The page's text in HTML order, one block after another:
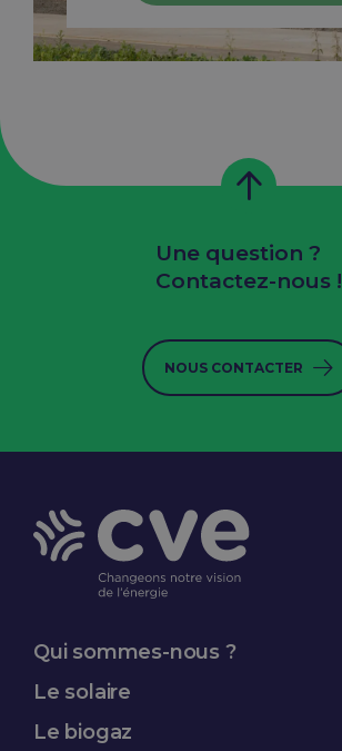
Qui sommes-nous ?
Le solaire
Le biogaz
Une question ?
Contactez-nous !
NOUS CONTACTER